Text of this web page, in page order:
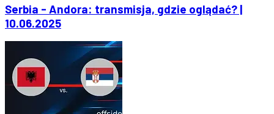
Serbia - Andora: transmisja, gdzie oglądać? |
10.06.2025